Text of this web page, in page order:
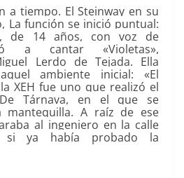
tiempo. El Steinway en su
La función se inició puntual:
de 14 años, con voz de
a cantar «Violetas»,
Lerdo de Tejada. Ella
ambiente inicial: «El
XEH fue uno que realizó el
Tárnava, en el que se
mantequilla. A raíz de ese
al ingeniero en la calle
si ya había probado la